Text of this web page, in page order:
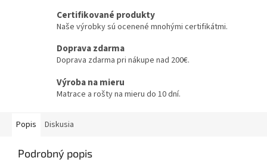
Certifikované produkty
Naše výrobky sú ocenené mnohými certifikátmi.
Doprava zdarma
Doprava zdarma pri nákupe nad 200€.
Výroba na mieru
Matrace a rošty na mieru do 10 dní.
Popis Diskusia
Podrobný popis